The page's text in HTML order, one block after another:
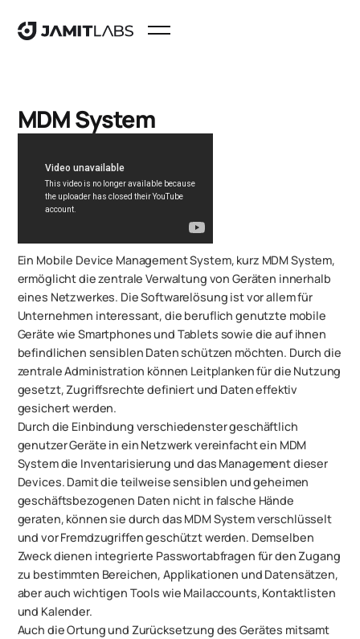
MDM System
Ein Mobile Device Management System, kurz MDM System,
ermöglicht die zentrale Verwaltung von Geräten innerhalb
eines Netzwerkes. Die Softwarelösung ist vor allem für
Unternehmen interessant, die beruflich genutzte mobile
Geräte wie Smartphones und Tablets sowie die auf ihnen
befindlichen sensiblen Daten schützen möchten. Durch die
zentrale Administration können Leitplanken für die Nutzung
gesetzt, Zugriffsrechte definiert und Daten effektiv
gesichert werden.
Durch die Einbindung verschiedenster geschäftlich
genutzer Geräte in ein Netzwerk vereinfacht ein MDM
System die Inventarisierung und das Management dieser
Devices. Damit die teilweise sensiblen und geheimen
geschäftsbezogenen Daten nicht in falsche Hände
geraten, können sie durch das MDM System verschlüsselt
und vor Fremdzugriffen geschützt werden. Demselben
Zweck dienen integrierte Passwortabfragen für den Zugang
zu bestimmten Bereichen, Applikationen und Datensätzen,
aber auch wichtigen Tools wie Mailaccounts, Kontaktlisten
und Kalender.
Auch die Ortung und Zurücksetzung des Gerätes mitsamt